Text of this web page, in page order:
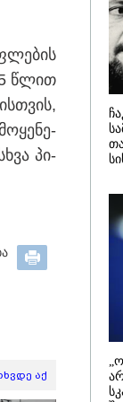
4-ჯერ
დაწყებული
გარეშე ეს
დადგებოდა"
ხარძიანი
სიახლე
5 წლით
პი­
აქ